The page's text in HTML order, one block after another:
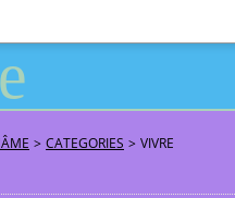
> CATEGORIES > VIVRE